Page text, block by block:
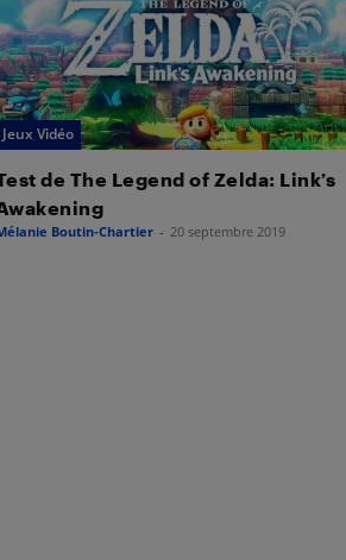
Jeux Vidéo
de The Legend of Zelda: Link’s
Boutin-Chartier - 20 septembre 2019